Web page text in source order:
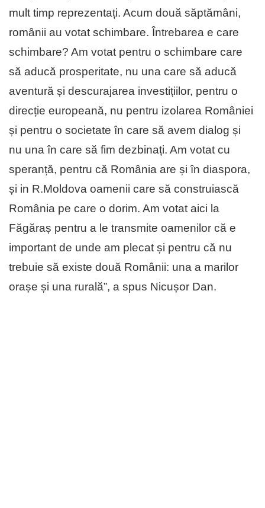
mult timp reprezentați. Acum două săptămâni,
românii au votat schimbare. Întrebarea e care
schimbare? Am votat pentru o schimbare care
să aducă prosperitate, nu una care să aducă
aventură și descurajarea investițiilor, pentru o
direcție europeană, nu pentru izolarea României
și pentru o societate în care să avem dialog și
nu una în care să fim dezbinați. Am votat cu
speranță, pentru că România are și în diaspora,
și in R.Moldova oamenii care să construiască
România pe care o dorim. Am votat aici la
Făgăraș pentru a le transmite oamenilor că e
important de unde am plecat și pentru că nu
trebuie să existe două Românii: una a marilor
orașe și una rurală”, a spus Nicușor Dan.